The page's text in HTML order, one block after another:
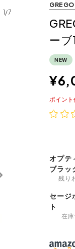
1/7
ーブ
NEW
¥
ポイント
オプテ
ブラッ
残り
セージ
ト
在